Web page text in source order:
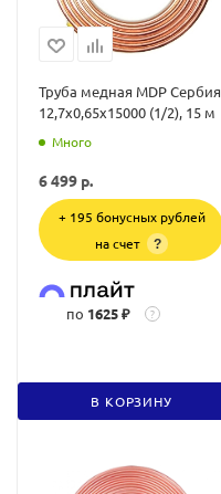
Труба медная MDP Сербия
12,7х0,65х15000 (1/2), 15 м
Много
6 499 р.
+ 195 бонусных рублей
на счет
?
по 1625 ₽ ?
В КОРЗИНУ